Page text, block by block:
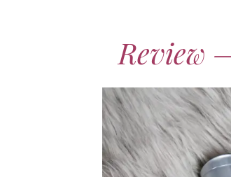
Review